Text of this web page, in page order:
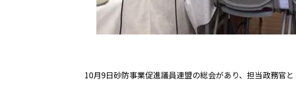
10月9日砂防事業促進議員連盟の総会があり、担当政務官